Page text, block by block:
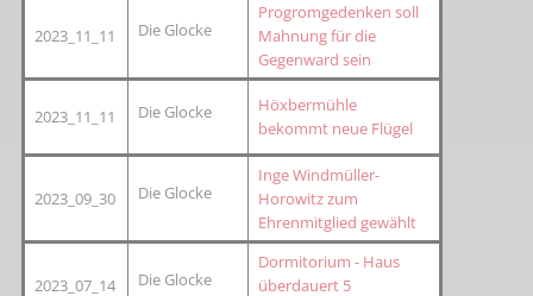
2023_11_11 Die Glocke
Progromgedenken soll
Mahnung für die
Gegenward sein
2023_11_11 Die Glocke
Höxbermühle
bekommt neue Flügel
2023_09_30 Die Glocke
Inge Windmüller-
Horowitz zum
Ehrenmitglied gewählt
2023_07_14 Die Glocke
Dormitorium - Haus
überdauert 5